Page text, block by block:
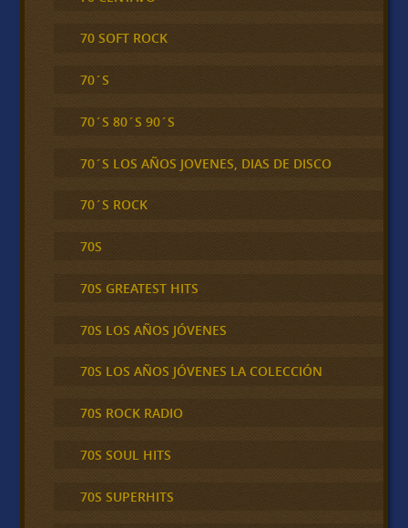
70 SOFT ROCK
70´S
70´S 80´S 90´S
70´S LOS AÑOS JOVENES, DIAS DE DISCO
70´S ROCK
70S
70S GREATEST HITS
70S LOS AÑOS JÓVENES
70S LOS AÑOS JÓVENES LA COLECCIÓN
70S ROCK RADIO
70S SOUL HITS
70S SUPERHITS